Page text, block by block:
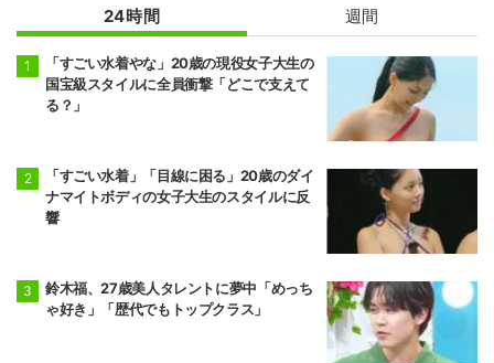
24時間 週間
「すごい水着やな」20歳の現役女子大生の
国宝級スタイルに全員衝撃「どこで支えて
る？」
「すごい水着」「目線に困る」20歳のダイ
ナマイトボディの女子大生のスタイルに反
響
鈴木福、27歳美人タレントに夢中「めっち
ゃ好き」「歴代でもトップクラス」